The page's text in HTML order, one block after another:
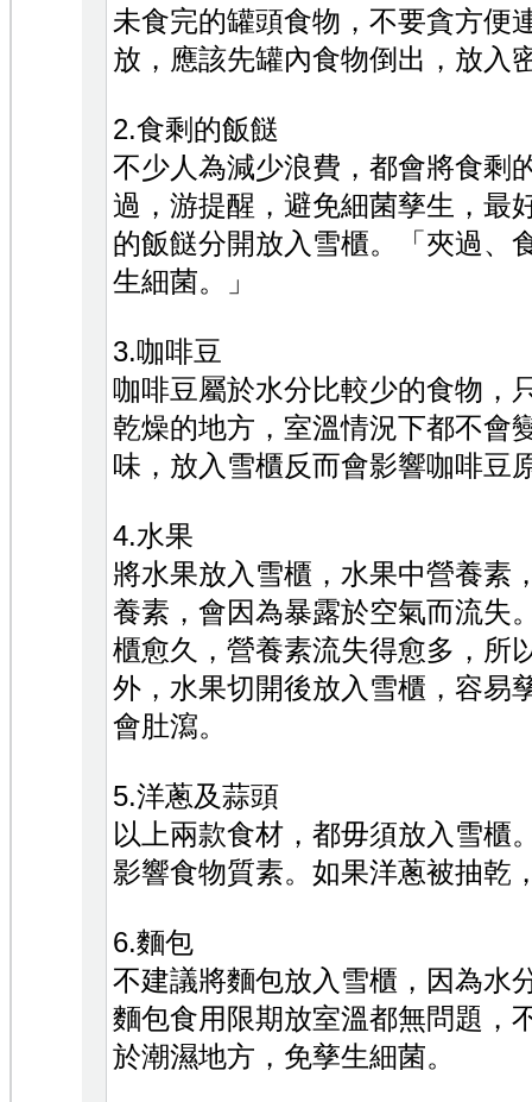
未食完的罐頭食物，不要貪方便
放，應該先罐內食物倒出，放入
2.食剩的飯餸
不少人為減少浪費，都會將食剩
過，游提醒，避免細菌孳生，最
的飯餸分開放入雪櫃。「夾過、
生細菌。」
3.咖啡豆
咖啡豆屬於水分比較少的食物，
乾燥的地方，室溫情況下都不會
味，放入雪櫃反而會影響咖啡豆
4.水果
將水果放入雪櫃，水果中營養素
養素，會因為暴露於空氣而流失
櫃愈久，營養素流失得愈多，所
外，水果切開後放入雪櫃，容易
會肚瀉。
5.洋蔥及蒜頭
以上兩款食材，都毋須放入雪櫃
影響食物質素。如果洋蔥被抽乾
6.麵包
不建議將麵包放入雪櫃，因為水
麵包食用限期放室溫都無問題，
於潮濕地方，免孳生細菌。